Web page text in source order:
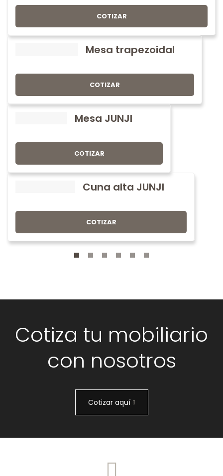
COTIZAR
Mesa trapezoidal
COTIZAR
Mesa JUNJI
COTIZAR
Cuna alta JUNJI
COTIZAR
Cotiza tu mobiliario
con nosotros
Cotizar aquí